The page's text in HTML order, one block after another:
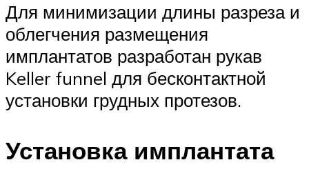
Для минимизации длины разреза и
облегчения размещения
имплантатов разработан рукав
Keller funnel для бесконтактной
установки грудных протезов.
Установка имплантата